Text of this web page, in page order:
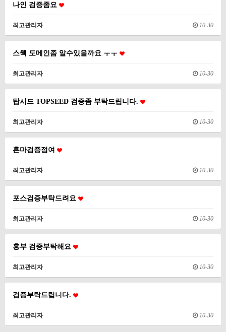
나인 검증좀요
최고관리자 10-30
스웩 도메인좀 알수있을까요 ㅜㅜ
최고관리자 10-30
탑시드 TOPSEED 검증좀 부탁드립니다.
최고관리자 10-30
혼마검증점여
최고관리자 10-30
포스검증부탁드려요
최고관리자 10-30
흥부 검증부탁해요
최고관리자 10-30
검증부탁드립니다.
최고관리자 10-30